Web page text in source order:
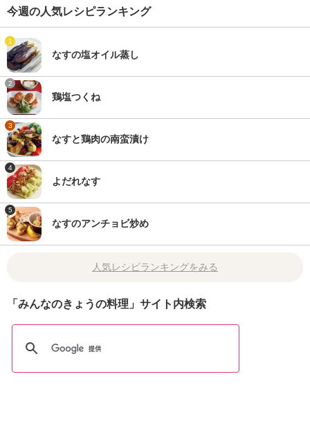
今週の人気レシピランキング
1
なすの塩オイル蒸し
2
鶏塩つくね
3
なすと鶏肉の南蛮漬け
4
よだれなす
5
なすのアンチョビ炒め
人気レシピランキングをみる
「みんなのきょうの料理」サイト内検索